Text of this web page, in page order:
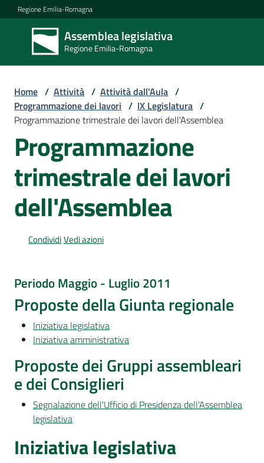
Vai al contenuto
Vai alla navigazione
Vai al footer
Regione Emilia-Romagna
Assemblea legislativa
Regione Emilia-Romagna
Assemblea
legislativa
Regione Emilia-
Assemblea
Attività
Argomenti
i
media
Per
cittadini
Home / Attività / Attività dall'Aula /
Programmazione dei lavori / IX Legislatura /
Programmazione trimestrale dei lavori dell'Assemblea
Programmazione
trimestrale dei lavori
dell'Assemblea
CondividiVedi azioni
Periodo Maggio - Luglio 2011
Proposte della Giunta regionale
Iniziativa legislativa
Iniziativa amministrativa
Proposte dei Gruppi assembleari
e dei Consiglieri
Segnalazione dell'Ufficio di Presidenza dell'Assemblea
legislativa
Iniziativa legislativa